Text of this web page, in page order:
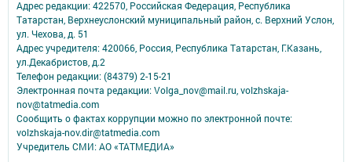
Адрес редакции: 422570, Российская Федерация, Республика
Татарстан, Верхнеуслонский муниципальный район, с. Верхний Услон,
ул. Чехова, д. 51
Адрес учредителя: 420066, Россия, Республика Татарстан, Г.Казань,
ул.Декабристов, д.2
Телефон редакции: (84379) 2-15-21
Электронная почта редакции: Volga_nov@mail.ru, volzhskaja-
nov@tatmedia.com
Сообщить о фактах коррупции можно по электронной почте:
volzhskaja-nov.dir@tatmedia.com
Учредитель СМИ: АО «ТАТМЕДИА»